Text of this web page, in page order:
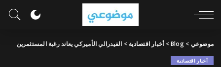
موضوعي >
Blog
> أخبار اقتصادية > الفيدرالي الأميركي يعاند رغبة المستثمرين
أخبار اقتصادية